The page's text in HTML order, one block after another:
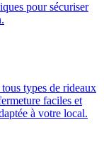
pour sécuriser
types de rideaux
faciles et
à votre local.